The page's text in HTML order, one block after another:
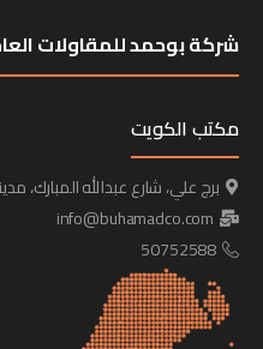
شركة بوحمد للمقاولات
مكتب الكويت
برج علي، شارع عبدالله المبارك،
info@buhamadco.com
50752588